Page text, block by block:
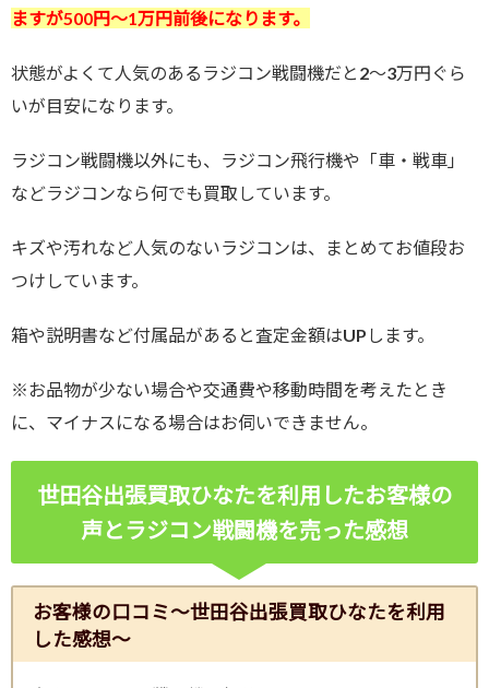
ますが500円～1万円前後になります。
状態がよくて人気のあるラジコン戦闘機だと2～3万円ぐら
いが目安になります。
ラジコン戦闘機以外にも、ラジコン飛行機や「車・戦車」
などラジコンなら何でも買取しています。
キズや汚れなど人気のないラジコンは、まとめてお値段お
つけしています。
箱や説明書など付属品があると査定金額はUPします。
※お品物が少ない場合や交通費や移動時間を考えたとき
に、マイナスになる場合はお伺いできません。
世田谷出張買取ひなたを利用したお客様の
声とラジコン戦闘機を売った感想
お客様の口コミ～世田谷出張買取ひなたを利用
した感想～